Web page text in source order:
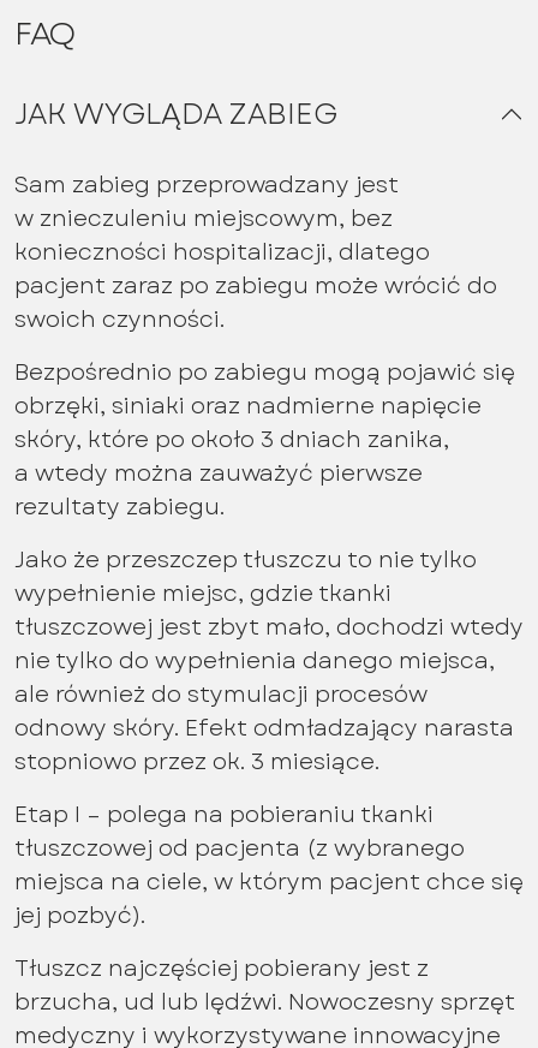
FAQ
JAK WYGLĄDA ZABIEG
Sam zabieg przeprowadzany jest
w znieczuleniu miejscowym, bez
konieczności hospitalizacji, dlatego
pacjent zaraz po zabiegu może wrócić do
swoich czynności.
Bezpośrednio po zabiegu mogą pojawić się
obrzęki, siniaki oraz nadmierne napięcie
skóry, które po około 3 dniach zanika,
a wtedy można zauważyć pierwsze
rezultaty zabiegu.
Jako że przeszczep tłuszczu to nie tylko
wypełnienie miejsc, gdzie tkanki
tłuszczowej jest zbyt mało, dochodzi wtedy
nie tylko do wypełnienia danego miejsca,
ale również do stymulacji procesów
odnowy skóry. Efekt odmładzający narasta
stopniowo przez ok. 3 miesiące.
Etap I – polega na pobieraniu tkanki
tłuszczowej od pacjenta (z wybranego
miejsca na ciele, w którym pacjent chce się
jej pozbyć).
Tłuszcz najczęściej pobierany jest z
brzucha, ud lub lędźwi. Nowoczesny sprzęt
medyczny i wykorzystywane innowacyjne